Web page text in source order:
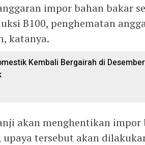
impor bahan bakar
B100, penghematan
katanya.
Kembali Bergairah di
akan menghentikan
upaya tersebut akan